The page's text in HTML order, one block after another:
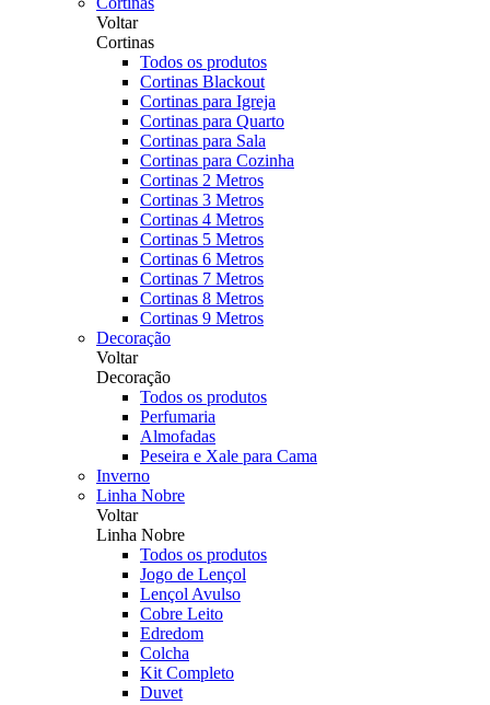
Voltar
Cortinas
Todos os produtos
Cortinas Blackout
Cortinas para Igreja
Cortinas para Quarto
Cortinas para Sala
Cortinas para Cozinha
Cortinas 2 Metros
Cortinas 3 Metros
Cortinas 4 Metros
Cortinas 5 Metros
Cortinas 6 Metros
Cortinas 7 Metros
Cortinas 8 Metros
Cortinas 9 Metros
Decoração
Voltar
Decoração
Todos os produtos
Perfumaria
Almofadas
Peseira e Xale para Cama
Inverno
Linha Nobre
Voltar
Linha Nobre
Todos os produtos
Jogo de Lençol
Lençol Avulso
Cobre Leito
Edredom
Colcha
Kit Completo
Duvet